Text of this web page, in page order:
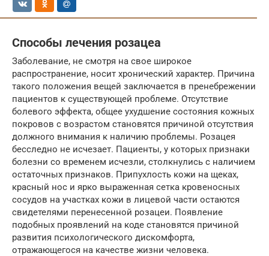
Способы лечения розацеа
Заболевание, не смотря на свое широкое
распространение, носит хронический характер. Причина
такого положения вещей заключается в пренебрежении
пациентов к существующей проблеме. Отсутствие
болевого эффекта, общее ухудшение состояния кожных
покровов с возрастом становятся причиной отсутствия
должного внимания к наличию проблемы. Розацея
бесследно не исчезает. Пациенты, у которых признаки
болезни со временем исчезли, столкнулись с наличием
остаточных признаков. Припухлость кожи на щеках,
красный нос и ярко выраженная сетка кровеносных
сосудов на участках кожи в лицевой части остаются
свидетелями перенесенной розацеи. Появление
подобных проявлений на коде становятся причиной
развития психологического дискомфорта,
отражающегося на качестве жизни человека.